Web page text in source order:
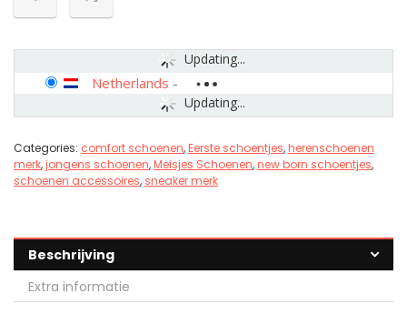
Updating...
Updating...
Netherlands -
Categories: comfort schoenen,Eerste schoentjes,herenschoenen
merk,jongens schoenen,Meisjes Schoenen,new born schoentjes,
schoenen accessoires, sneaker merk
Beschrijving
Extra informatie